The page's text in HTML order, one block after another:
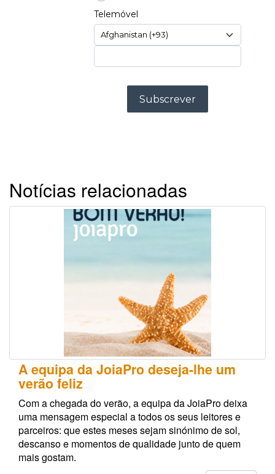
Notícias relacionadas
A equipa da JoiaPro deseja-lhe um
verão feliz
Com a chegada do verão, a equipa da JoiaPro deixa
uma mensagem especial a todos os seus leitores e
parceiros: que estes meses sejam sinónimo de sol,
descanso e momentos de qualidade junto de quem
mais gostam.